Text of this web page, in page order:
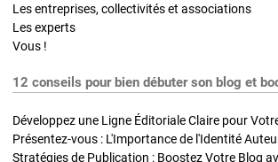
Les entreprises, collectivités et associations
Les experts
Vous !
12 conseils pour bien débuter son blog et
Développez une Ligne Éditoriale Claire pour
Présentez-vous : L'Importance de l'Identité